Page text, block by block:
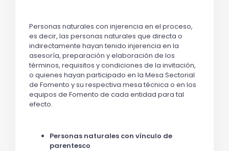
Personas naturales con injerencia en el proceso,
es decir, las personas naturales que directa o
indirectamente hayan tenido injerencia en la
asesoría, preparación y elaboración de los
términos, requisitos y condiciones de la invitación,
o quienes hayan participado en la Mesa Sectorial
de Fomento y su respectiva mesa técnica o en los
equipos de Fomento de cada entidad para tal
efecto.
Personas naturales con vínculo de
parentesco